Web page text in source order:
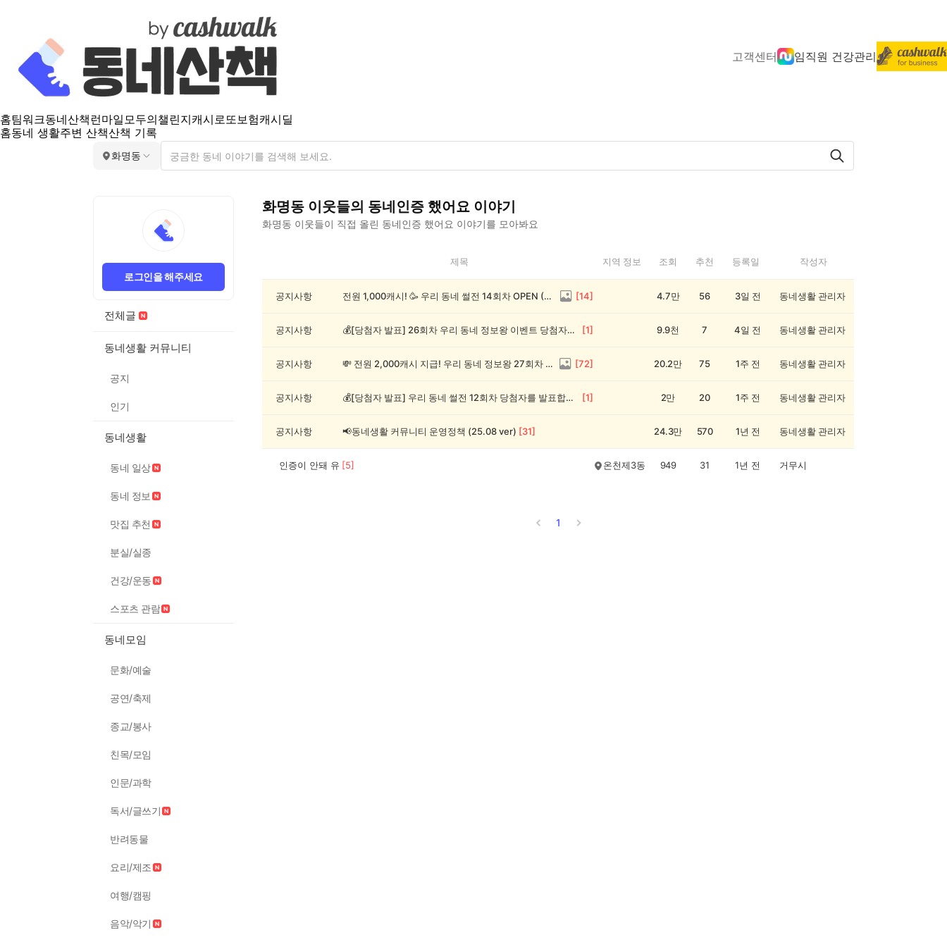
고객센터 임직원 건강관리
홈팀워크동네산책 런마일모두의챌린지캐시로또보험캐시딜
홈동네 생활주변 산책산책 기록
화명동
로그인을 해주세요
전체글
동네생활 커뮤니티
공지
인기
동네생활
동네 일상
동네 정보
맛집 추천
분실/실종
건강/운동
스포츠 관람
동네모임
문화/예술
공연/축제
종교/봉사
친목/모임
인문/과학
독서/글쓰기
반려동물
요리/제조
여행/캠핑
음악/악기
화명동 이웃들의 동네인증 했어요 이야기
화명동 이웃들이 직접 올린 동네인증 했어요 이야기를 모아봐요
동
제목 지역 정보 조회 추천 등록일 작성자
공지사항 전원 1,000캐시! 🥳 우리 동네 썰전 14회차 OPEN (~8/17) [14] 4.7만 56 3일 전 동네생활 관리자
공지사항 💰[당첨자 발표] 26회차 우리 동네 정보왕 이벤트 당첨자를 발표합니다! [1] 9.9천 7 4일 전 동네생활 관리자
공지사항 💸 전원 2,000캐시 지급! 우리 동네 정보왕 27회차 (~8/10) [72] 20.2만 75 1주 전 동네생활 관리자
공지사항 💰[당첨자 발표] 우리 동네 썰전 12회차 당첨자를 발표합니다! [1] 2만 20 1주 전 동네생활 관리자
공지사항 📢동네생활 커뮤니티 운영정책 (25.08 ver) [31] 24.3만 570 1년 전 동네생활 관리자
인증이 안돼 유 [5] 온천제3동 949 31 1년 전 거무시
1